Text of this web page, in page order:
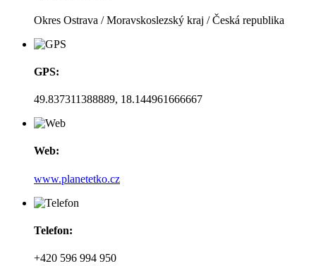
Okres Ostrava / Moravskoslezský kraj / Česká republika
GPS:
49.837311388889, 18.144961666667
Web:
www.planetetko.cz
Telefon:
+420 596 994 950